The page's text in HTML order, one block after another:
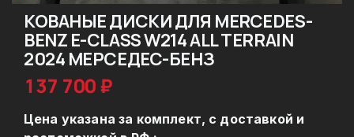
КОВАНЫЕ ДИСКИ ДЛЯ MERCEDES-
BENZ E-CLASS W214 ALL TERRAIN
2024 МЕРСЕДЕС-БЕНЗ
137 700 ₽
Цена указана за комплект, с доставкой и